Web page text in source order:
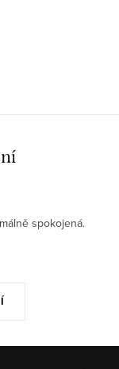
spokojená.